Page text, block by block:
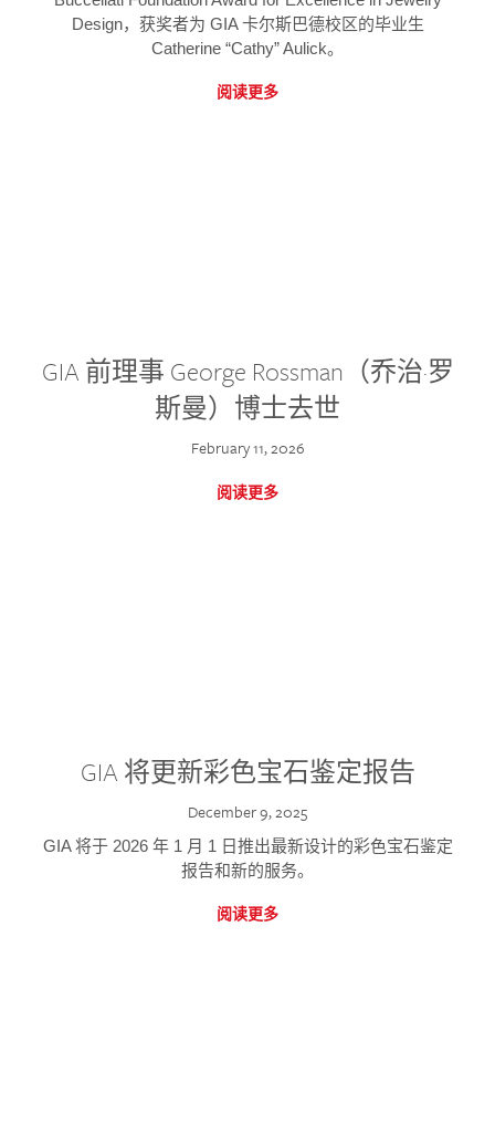
Design，获奖者为 GIA 卡尔斯巴德校区的毕业生
Catherine “Cathy” Aulick。
阅读更多
GIA 前理事 George Rossman（乔治·罗
斯曼）博士去世
February 11, 2026
阅读更多
GIA 将更新彩色宝石鉴定报告
December 9, 2025
GIA 将于 2026 年 1 月 1 日推出最新设计的彩色宝石鉴定
报告和新的服务。
阅读更多